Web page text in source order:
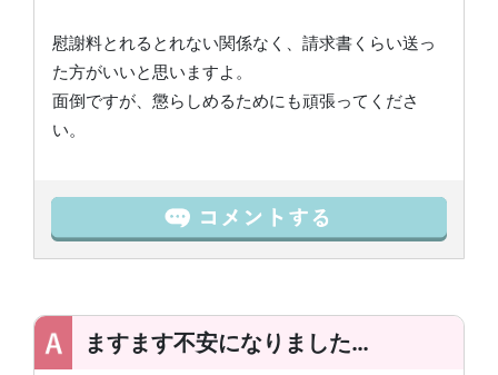
慰謝料とれるとれない関係なく、請求書くらい送っ
た方がいいと思いますよ。
面倒ですが、懲らしめるためにも頑張ってくださ
い。
ますます不安になりました…